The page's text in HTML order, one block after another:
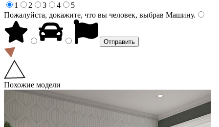
1
2 3 4
5
Пожалуйста, докажите, что вы человек, выбрав Машину.
Похожие модели